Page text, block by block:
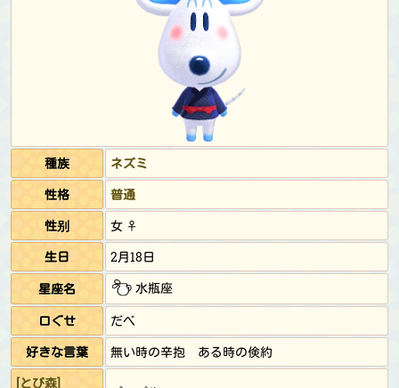
種族
ネズミ
性格
普通
性别
女 ♀
生日
2月18日
星座名
水瓶座
口ぐせ
だべ
好きな言葉
無い時の辛抱 ある時の倹約
[とび森]